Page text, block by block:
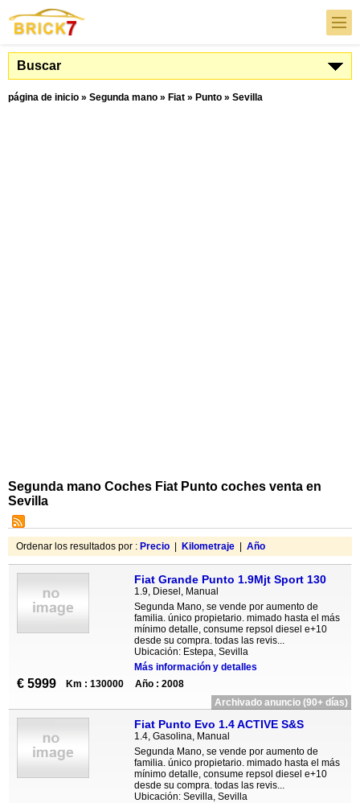
Buscar
página de inicio » Segunda mano » Fiat » Punto » Sevilla
Segunda mano Coches Fiat Punto coches venta en
Sevilla
Ordenar los resultados por : Precio Kilometraje Año
Fiat Grande Punto 1.9Mjt Sport 130
1.9, Diesel, Manual
Segunda Mano, se vende por aumento de
familia. único propietario. mimado hasta el más
mínimo detalle, consume repsol diesel e+10
desde su compra. todas las revis...
Ubicación: Estepa, Sevilla
Más información y detalles
€ 5999 Km : 130000
Año : 2008
Archivado anuncio (90+ días)
Fiat Punto Evo 1.4 ACTIVE S&S
1.4, Gasolina, Manual
Segunda Mano, se vende por aumento de
familia. único propietario. mimado hasta el más
mínimo detalle, consume repsol diesel e+10
desde su compra. todas las revis...
Ubicación: Sevilla, Sevilla